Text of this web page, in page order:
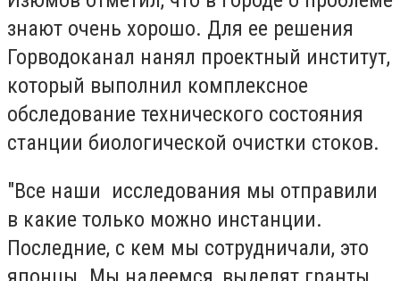
знают очень хорошо. Для ее решения
Горводоканал нанял проектный институт,
который выполнил комплексное
обследование технического состояния
станции биологической очистки стоков.
"Все наши исследования мы отправили
в какие только можно инстанции.
Последние, с кем мы сотрудничали, это